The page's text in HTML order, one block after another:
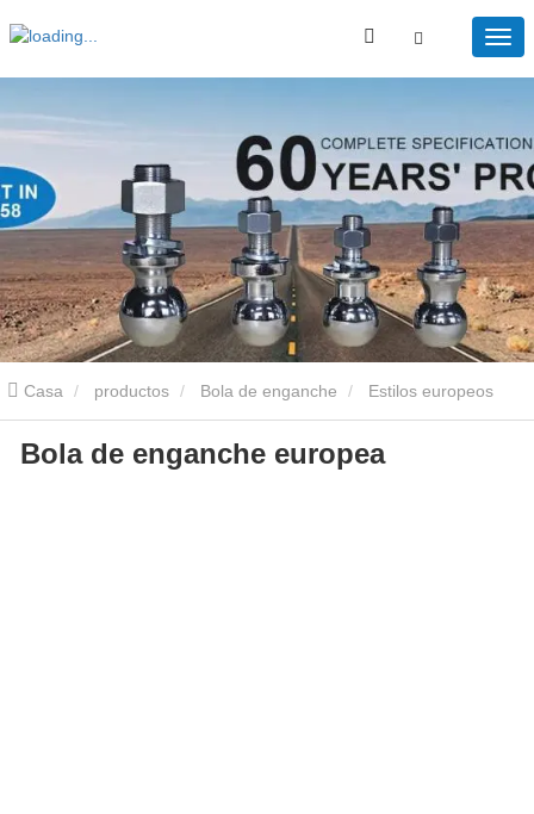
Casa productos Bola de enganche Estilos europeos
Hitch Ball Bola de enganche europea
Bola de enganche europea